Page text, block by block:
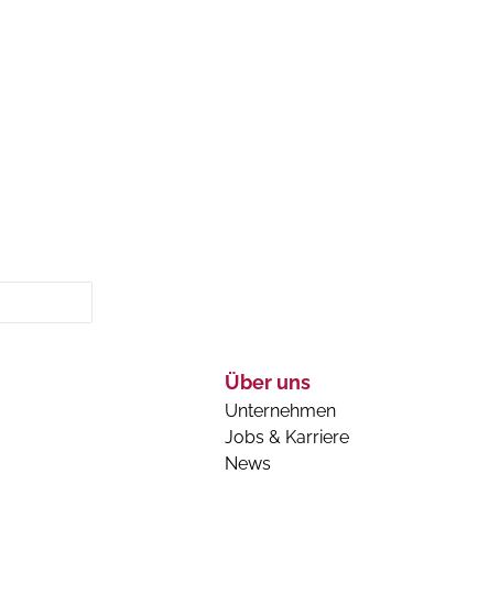
Über uns
Unternehmen
Jobs & Karriere
News